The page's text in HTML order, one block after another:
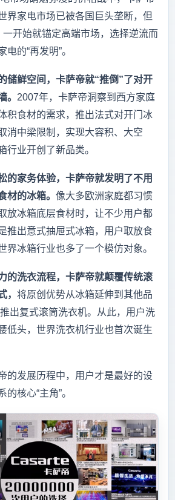
界家电市场已被各国巨头垄断，但
一开始就锚定高端市场，选择逆流而
电的“再发明”。
储鲜空间，卡萨帝就“推倒”了对开
。 2007年，卡萨帝洞察到西方家庭
积食材的需求，推出法式对开门冰
消中梁限制，实现大容积、大空
行业开创了新品类。
的家务体验，卡萨帝就发明了不用
材的冰箱。 像大多欧洲家庭都习惯
放冰箱底层食材时，让不少用户都
推出意式抽屉式冰箱，用户取放食
界冰箱行业也多了一个模仿对象。
的洗衣流程，卡萨帝就颠覆传统滚
， 将原创优势从冰箱延伸到其他品
出复式滚筒洗衣机。从此，用户洗
低头，世界洗衣机行业也首次诞生
发展历程中，用户才是最好的设
核心“主角”。